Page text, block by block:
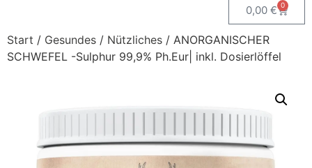
0,00 € 0
Start / Gesundes / Nützliches / ANORGANISCHER
SCHWEFEL -Sulphur 99,9% Ph.Eur| inkl. Dosierlöffel